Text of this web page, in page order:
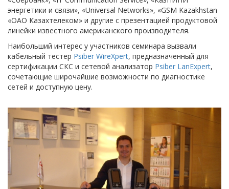
энергетики и связи», «Universal Networks», «GSM Kazakhstan
«ОАО Казахтелеком» и другие с презентацией продуктовой
линейки известного американского производителя.
Наибольший интерес у участников семинара вызвали
кабельный тестер Psiber WireXpert, предназначенный для
сертификации СКС и сетевой анализатор Psiber LanExpert,
сочетающие широчайшие возможности по диагностике
сетей и доступную цену.